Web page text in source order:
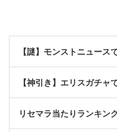
【謎】モンストニュース
【神引き】エリスガチ
リセマラ当たりランキン